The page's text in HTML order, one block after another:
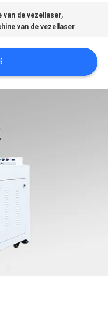
van de vezellaser,
van de vezellaser